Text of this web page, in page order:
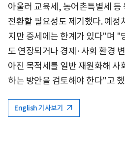
아울러 교육세, 농어촌특별세
전환할 필요성도 제기했다. 예
지만 증세에는 한계가 있다"며 "
도 연장되거나 경제·사회 환경
아진 목적세를 일반 재원화해 사
하는 방안을 검토해야 한다"고
English 기사보기